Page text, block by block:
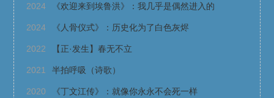
2024 《欢迎来到埃鲁洪》：我几乎是偶然进入的
2024 《人骨仪式》：历史化为了白色灰烬
2022 【正·发生】春无不立
2021 半拍呼吸（诗歌）
2020 《丁文江传》：就像你永永不会死一样